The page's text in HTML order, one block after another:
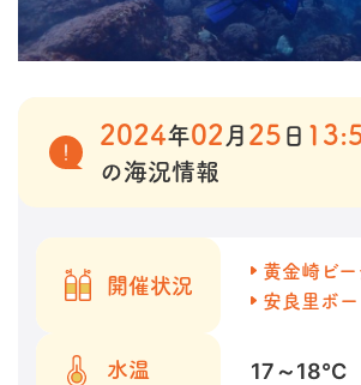
2024年02 月 25 日
の海況情報
開催状況
黄金崎ビー
安良里ボー
水温 17～18℃